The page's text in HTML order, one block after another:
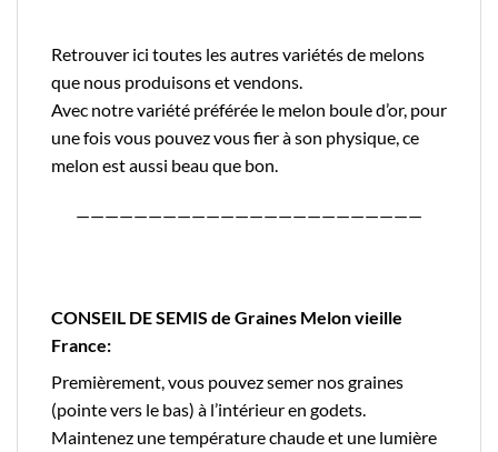
Retrouver ici toutes les autres variétés de melons
que nous produisons et vendons.
Avec notre variété préférée le melon boule d’or, pour
une fois vous pouvez vous fier à son physique, ce
melon est aussi beau que bon.
————————————————————————
CONSEIL DE SEMIS de Graines Melon vieille
France:
Premièrement, vous pouvez semer nos graines
(pointe vers le bas) à l’intérieur en godets.
Maintenez une température chaude et une lumière